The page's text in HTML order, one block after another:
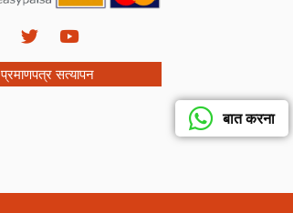
बात करना
प्रमाणपत्र सत्यापन